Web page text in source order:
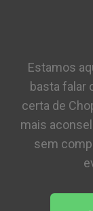
Estamos
basta falar
certa de
mais
sem